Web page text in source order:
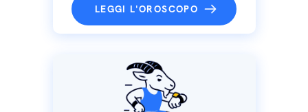
LEGGI L'OROSCOPO